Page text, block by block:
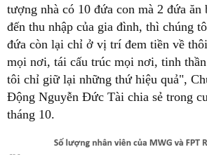
tượng nhà có 10 đứa con mà 2 đứa ăn
đến thu nhập của gia đình, thì chúng
đứa còn lại chỉ ở vị trí đem tiền về
mọi nơi, tái cấu trúc mọi nơi, tinh thần
tôi chỉ giữ lại những thứ hiệu quả",
Động Nguyễn Đức Tài chia sẻ trong
tháng 10.